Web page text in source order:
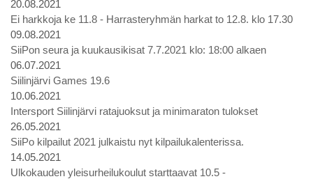
20.08.2021
Ei harkkoja ke 11.8 - Harrasteryhmän harkat to 12.8. klo 17.30
09.08.2021
SiiPon seura ja kuukausikisat 7.7.2021 klo: 18:00 alkaen
06.07.2021
Siilinjärvi Games 19.6
10.06.2021
Intersport Siilinjärvi ratajuoksut ja minimaraton tulokset
26.05.2021
SiiPo kilpailut 2021 julkaistu nyt kilpailukalenterissa.
14.05.2021
Ulkokauden yleisurheilukoulut starttaavat 10.5 -